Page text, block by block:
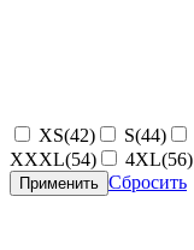
XS(42) S(44)
XXXL(54)
4XL(56)
Применить Сбросить